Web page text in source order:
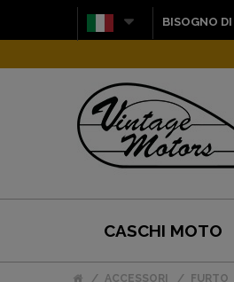
BISOGNO
CASCHI MOTO
ACCESSORI FURTO